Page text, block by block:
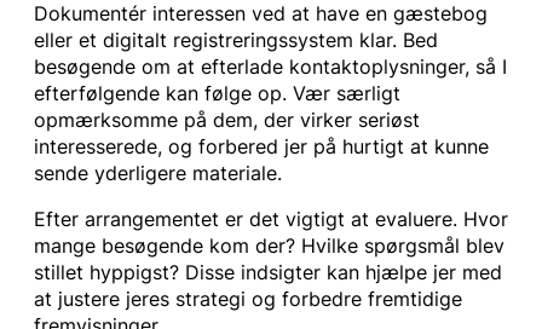
Dokumentér interessen ved at have en gæstebog
eller et digitalt registreringssystem klar. Bed
besøgende om at efterlade kontaktoplysninger, så I
efterfølgende kan følge op. Vær særligt
opmærksomme på dem, der virker seriøst
interesserede, og forbered jer på hurtigt at kunne
sende yderligere materiale.
Efter arrangementet er det vigtigt at evaluere. Hvor
mange besøgende kom der? Hvilke spørgsmål blev
stillet hyppigst? Disse indsigter kan hjælpe jer med
at justere jeres strategi og forbedre fremtidige